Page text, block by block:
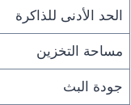
الحد الأدنى للذاكرة
مساحة التخزين
جودة البث